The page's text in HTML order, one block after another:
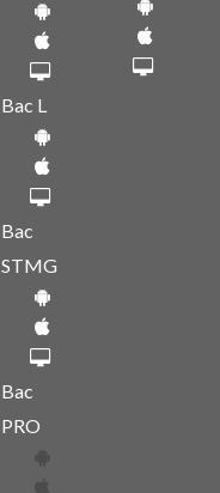
Bac L
Bac
STMG
Bac
PRO